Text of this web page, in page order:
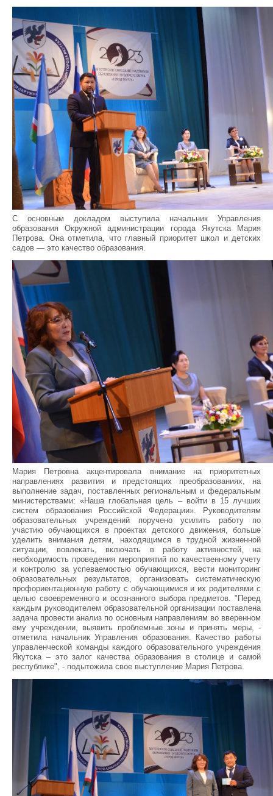
С основным докладом выступила начальник Управления
образования Окружной администрации города Якутска Мария
Петрова. Она отметила, что главный приоритет школ и детских
садов — это качество образования.
Мария Петровна акцентировала внимание на приоритетных
направлениях развития и предстоящих преобразованиях, на
выполнение задач, поставленных региональным и федеральным
министерствами: «Наша глобальная цель – войти в 15 лучших
систем образования Российской Федерации». Руководителям
образовательных учреждений поручено усилить работу по
участию обучающихся в проектах детского движения, больше
уделить внимания детям, находящимся в трудной жизненной
ситуации, вовлекать, включать в работу активностей, на
необходимость проведения мероприятий по качественному учету
и контролю за успеваемостью обучающихся, вести мониторинг
образовательных результатов, организовать систематическую
профориентационную работу с обучающимися и их родителями с
целью своевременного и осознанного выбора предметов. "Перед
каждым руководителем образовательной организации поставлена
задача провести анализ по основным направлениям во вверенном
ему учреждении, выявить проблемные зоны и принять меры, -
отметила начальник Управления образования. Качество работы
управленческой команды каждого образовательного учреждения
Якутска – это залог качества образования в столице и самой
республике", - подытожила свое выступление Мария Петрова.